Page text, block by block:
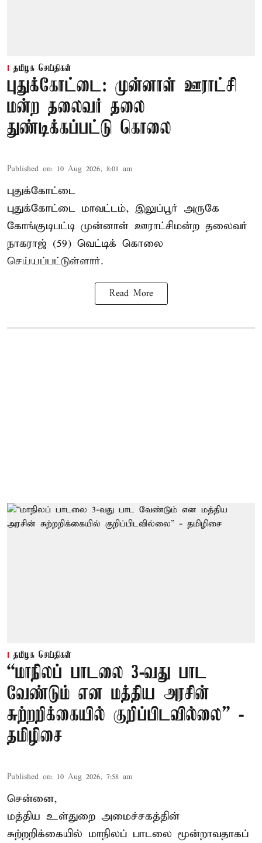
தமிழக செய்திகள்
புதுக்கோட்டை: முன்னாள் ஊராட்சி
மன்ற தலைவர் தலை
துண்டிக்கப்பட்டு கொலை
Published on: 10 Aug 2026, 8:01 am
புதுக்கோட்டை
புதுக்கோட்டை மாவட்டம், இலுப்பூர் அருகே
கோங்குடிபட்டி முன்னாள் ஊராட்சிமன்ற தலைவர்
நாகராஜ் (59) வெட்டிக் கொலை
செய்யப்பட்டுள்ளார்.
Read More
தமிழக செய்திகள்
“மாநிலப் பாடலை 3-வது பாட
வேண்டும் என மத்திய அரசின்
சுற்றறிக்கையில் குறிப்பிடவில்லை” -
தமிழிசை
Published on: 10 Aug 2026, 7:58 am
சென்னை,
மத்திய உள்துறை அமைச்சகத்தின்
சுற்றறிக்கையில் மாநிலப் பாடலை மூன்றாவதாகப்